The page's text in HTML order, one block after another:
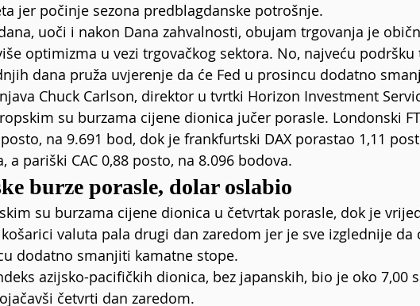
jer počinje sezona predblagdanske potrošnje.
uoči i nakon Dana zahvalnosti, obujam trgovanja je
optimizma u vezi trgovačkog sektora. No, najveću podršku
dana pruža uvjerenje da će Fed u prosincu dodatno
Chuck Carlson, direktor u tvrtki Horizon Investment
su burzama cijene dionica jučer porasle. Londonski
na 9.691 bod, dok je frankfurtski DAX porastao 1,11
a pariški CAC 0,88 posto, na 8.096 bodova.
burze porasle, dolar oslabio
su burzama cijene dionica u četvrtak porasle, dok je
valuta pala drugi dan zaredom jer je sve izglednije da
dodatno smanjiti kamatne stope.
azijsko-pacifičkih dionica, bez japanskih, bio je oko 7,00
četvrti dan zaredom.